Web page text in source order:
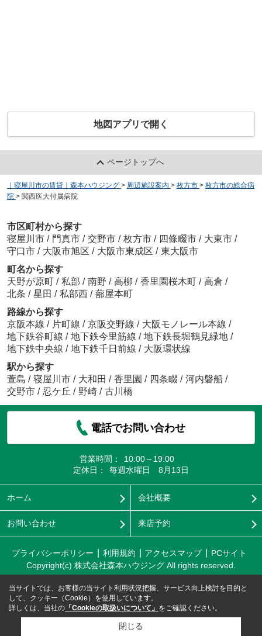
地図アプリで開く
ページトップへ
｜寝屋川市の賃貸｜森本ハウジング > 周辺施設案内 > 枚方市 > 枚方市の総合病
院 > 関西医大付属病院
市区町村から探す
寝屋川市 / 門真市 / 交野市 / 枚方市 / 四條畷市 / 大東市 /
守口市 / 大阪市旭区 / 大阪市東成区 / 東大阪市
町名から探す
天野が原町 / 私部 / 南野 / 高柳 / 香里園桜木町 / 高倉 /
北条 / 星田 / 私部西 / 蔀屋本町
路線から探す
京阪本線 / 片町線 / 京阪交野線 / 大阪モノレール本線 /
地下鉄谷町線 / 地下鉄今里筋線 / 地下鉄長堀鶴見緑地 /
地下鉄中央線 / 地下鉄千日前線 / 大阪環状線
駅から探す
萱島 / 寝屋川市 / 大和田 / 香里園 / 四条畷 / 河内磐船 /
交野市 / 忍ケ丘 / 野崎 / 古川橋
電話でお問い合わせ
営業時間：
10:00～19:00
定休日：
毎週水曜日 8月13日
ホーム 会社概要
お問い合わせ 来店予約
プライバシーポリシー 利用規約 アクセスマップ
PCサイト
Copyright(c) 株式会社森本ハウジング All rights reserved.
当サイトでは、お客様の当サイト利用状況把握、サービス向上検討を目的と
して、クッキー（Cookie）を使用しています。
詳しくは、当社の 「Cookieの取扱いについて」 をご確認ください。
閉じる